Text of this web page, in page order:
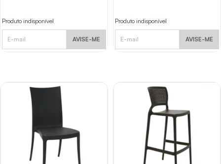
Produto indisponível
AVISE-ME
Produto indisponível
AVISE-ME